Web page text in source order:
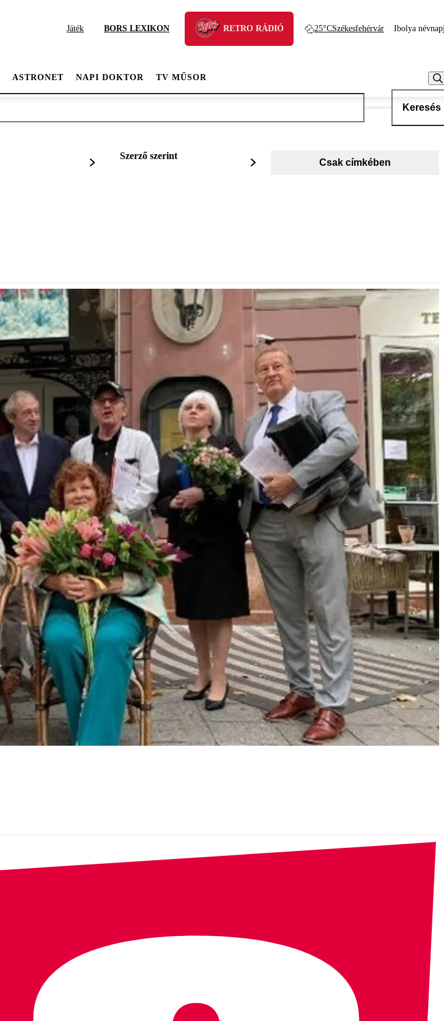
Játék BORS LEXIKON RETRO RÁDIÓ 25°CSzékesfehérvár Ibolya
ASTRONET NAPI DOKTOR TV MŰSOR
Keresés
Szerző szerint
Csak címkében